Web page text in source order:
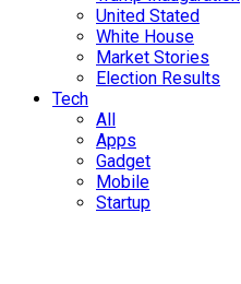
United Stated
White House
Market Stories
Election Results
Tech
All
Apps
Gadget
Mobile
Startup